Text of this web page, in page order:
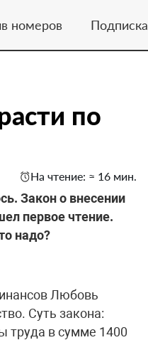
номеров Подписка
по
На чтение: ≈ 16 мин.
Закон о внесении
первое чтение.
надо?
Любовь
Суть закона:
труда в сумме 1400